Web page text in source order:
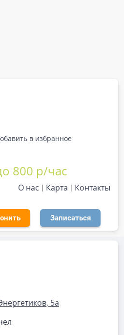
в избранное
800 р/час
О нас Карта Контакты
Записаться
5а